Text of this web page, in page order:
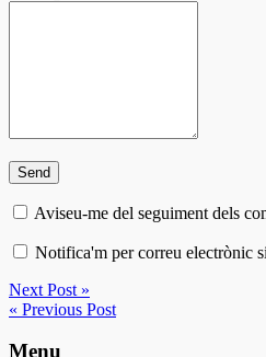
Aviseu-me del seguiment dels
Notifica'm per correu electrònic
Next Post »
« Previous Post
Menu